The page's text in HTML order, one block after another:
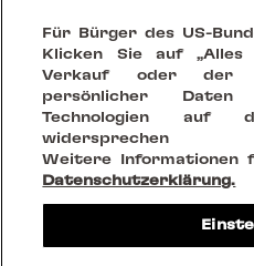
Creating sustainable
FOLGE UNS
Für Bürger des US-
Klicken Sie auf „Alles
Verkauf oder der
persönlicher
Technologien auf
widersprechen
Weitere Informationen
Datenschutzerklärung.